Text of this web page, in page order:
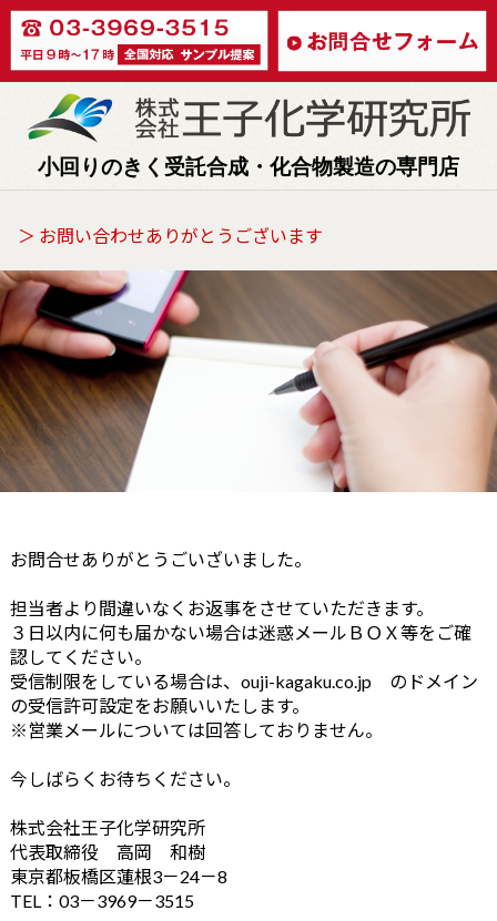
小回りのきく受託合成・化合物製造の専門店
＞ お問い合わせありがとうございます
お問合せありがとうごいざいました。
担当者より間違いなくお返事をさせていただきます。
３日以内に何も届かない場合は迷惑メールＢＯＸ等をご確
認してください。
受信制限をしている場合は、ouji-kagaku.co.jp のドメイン
の受信許可設定をお願いいたします。
※営業メールについては回答しておりません。
今しばらくお待ちください。
株式会社王子化学研究所
代表取締役 高岡 和樹
東京都板橋区蓮根3－24－8
TEL：03－3969－3515